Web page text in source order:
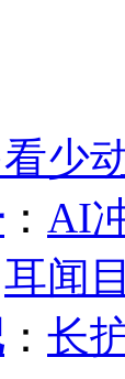
少
： AI
耳闻
： 长